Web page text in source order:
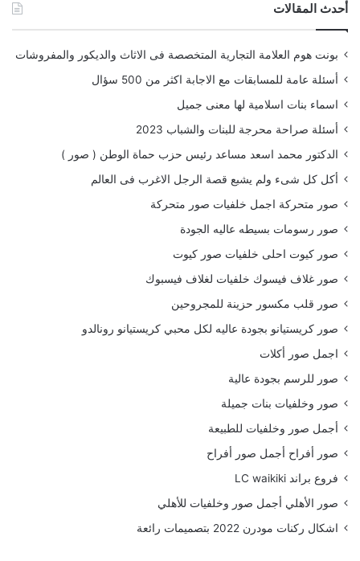
أحدث المقالات
بونت هوم العلامة التجارية المتخصصة فى الاثاث والديكور والمفروشات
أسئلة عامة للمسابقات مع الاجابة اكثر من 500 سؤال
اسماء بنات اسلامية لها معنى جميل
أسئلة صراحة محرجة للبنات والشباب 2023
الدكتور محمد اسعد مساعد رئيس حزب حماة الوطن ( صور )
أكل كل شىء ولم يشبع قصة الرجل الاغرب فى العالم
صور متحركة اجمل خلفيات صور متحركة
صور رسومات بسيطه عاليه الجودة
صور كيوت احلى خلفيات صور كيوت
صور غلاف فيسوك خلفيات لغلاف فيسبوك
صور قلب مكسور حزينة للمجروحين
صور كريستيانو بجودة عاليه لكل محبي كريستيانو رونالدو
اجمل صور أكلات
صور للرسم بجودة عالية
صور وخلفيات بنات جميلة
أجمل صور وخلفيات للطبيعة
صور أفراح أجمل صور أفراح
فروع براند LC waikiki
صور الأهلي أجمل صور وخلفيات للأهلي
اشكال ركنات مودرن 2022 بتصميمات رائعة